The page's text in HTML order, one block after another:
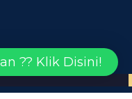
?? Klik Disini!